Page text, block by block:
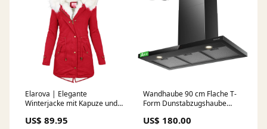
Elarova | Elegante
Winterjacke mit Kapuze und
tasche damen
US$ 89.95
Wandhaube 90 cm Flache T-
Form Dunstabzugshaube
US$ 180.00